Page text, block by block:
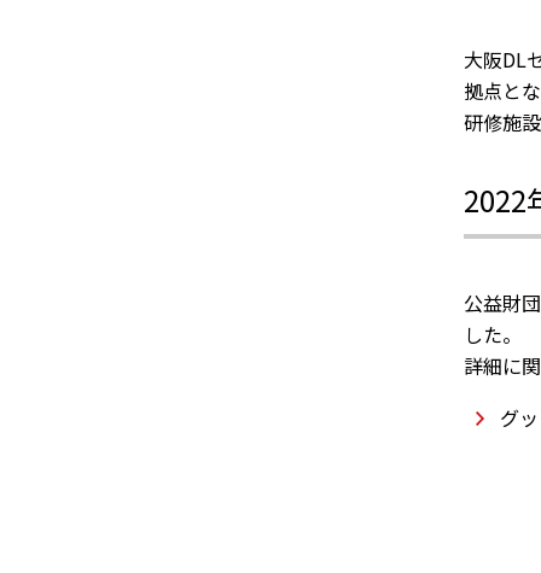
大阪DL
拠点と
研修施
2022
公益財
した。
詳細に
グ